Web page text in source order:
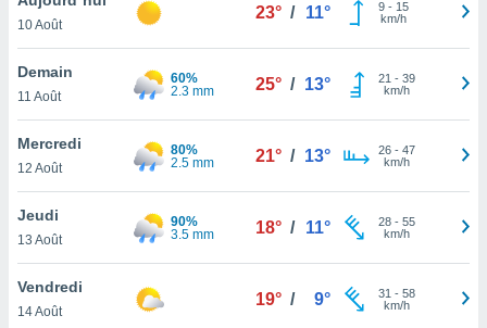
et
»,
au
vous
qu'ils
ou
le
10 Août
23° / 11° 9- 15
km/h
Demain
11 Août
60%
2.3 mm
25° / 13° 21 - 39
km/h
Mercredi
12 Août
80%
2.5 mm
21° / 13° 26- 47
km/h
Jeudi
13 Août
90%
3.5 mm
18° / 11° 28- 55
km/h
Vendredi
14 Août
19° / 9° 31 - 58
km/h